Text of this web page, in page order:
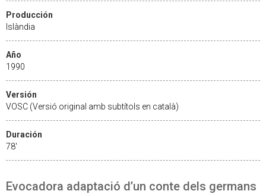
Producción
Islàndia
Año
1990
Versión
VOSC (Versió original amb subtítols en català)
Duración
78'
Evocadora adaptació d’un conte dels germans